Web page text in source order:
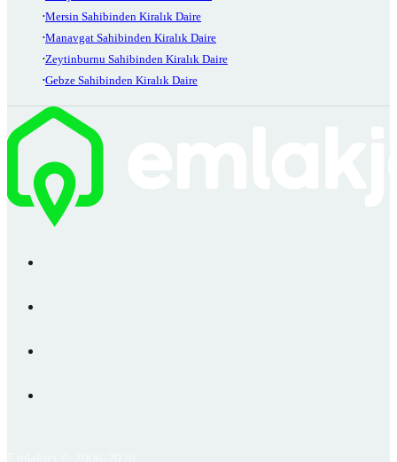
Mersin Sahibinden Kiralık Daire
Manavgat Sahibinden Kiralık Daire
Zeytinburnu Sahibinden Kiralık Daire
Gebze Sahibinden Kiralık Daire